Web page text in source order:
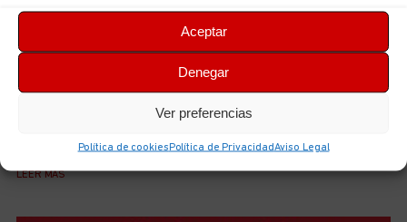
Aceptar
Denegar
Ver preferencias
Política de cookiesPolítica de PrivacidadAviso Legal
Iniciamos el curso de preparación de las futuras plazas
de Técnicas/os en Cuidados de Enfermería (TCEs) del
6 de agosto de 2026 No hay comentarios
LEER MÁS